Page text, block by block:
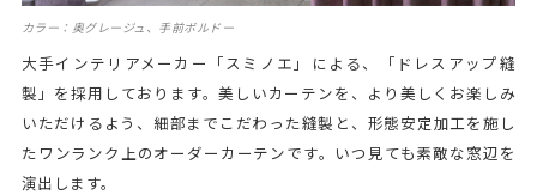
カラー：奥グレージュ、手前ボルドー
大手インテリアメーカー「スミノエ」による、「ドレスアップ縫
製」を採用しております。美しいカーテンを、より美しくお楽しみ
いただけるよう、細部までこだわった縫製と、形態安定加工を施し
たワンランク上のオーダーカーテンです。いつ見ても素敵な窓辺を
演出します。